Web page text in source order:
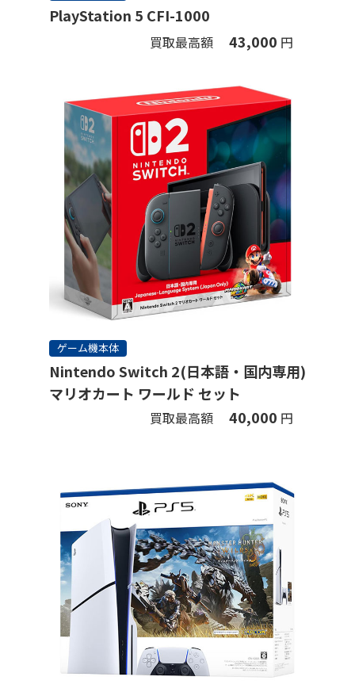
PlayStation 5 CFI-1000
買取最高額 43,000 円
ゲーム機本体
Nintendo Switch 2(日本語・国内専用)
マリオカート ワールド セット
買取最高額 40,000 円